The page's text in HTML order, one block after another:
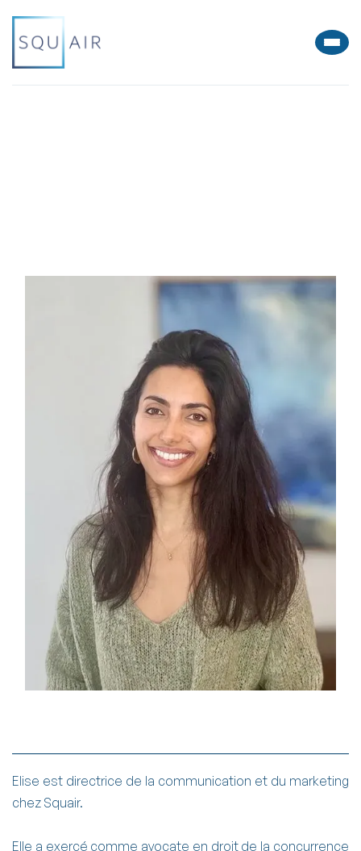
Elise est directrice de la communication et du marketing
chez Squair.
Elle a exercé comme avocate en droit de la concurrence